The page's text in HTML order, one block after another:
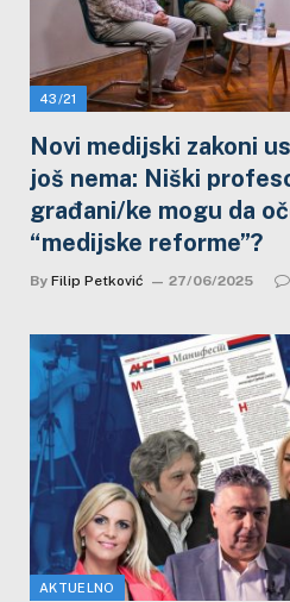
43/21
Novi medijski zakoni
još nema: Niški
građani/ke mogu da
“medijske reforme”?
By Filip Petković 27/06/2025
AKTUELNO